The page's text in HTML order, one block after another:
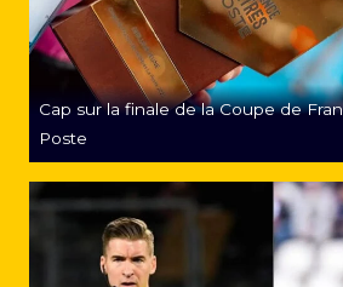
Cap sur la finale de la Coupe de
Poste